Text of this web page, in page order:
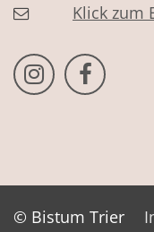
Klick zum
Bistum
© Bistum Trier